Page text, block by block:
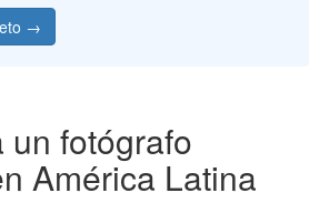
→
fotógrafo
América Latina